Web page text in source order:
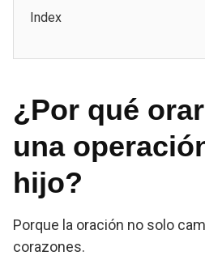
Index
¿Por qué
una
hijo?
Porque la oración no solo
corazones.